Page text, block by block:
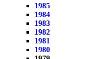
1985
1984
1983
1982
1981
1980